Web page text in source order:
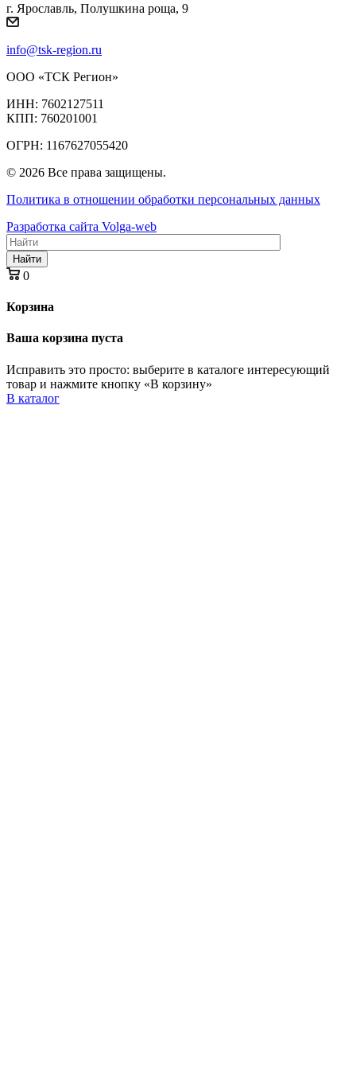
г. Ярославль, Полушкина роща, 9
info@tsk-region.ru
ООО «ТСК Регион»
ИНН: 7602127511
КПП: 760201001
ОГРН: 1167627055420
© 2026 Все права защищены.
Политика в отношении обработки персональных данных
Разработка сайта Volga-web
Найти
0
Корзина
Ваша корзина пуста
Исправить это просто: выберите в каталоге интересующий
товар и нажмите кнопку «В корзину»
В каталог